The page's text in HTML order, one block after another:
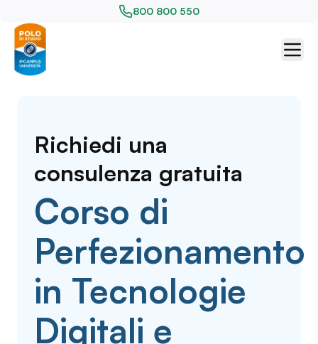
800 800 550
Richiedi una
consulenza gratuita
Corso di
Perfezionamento
in Tecnologie
Digitali e